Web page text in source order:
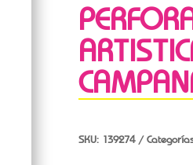
SKU: 139274